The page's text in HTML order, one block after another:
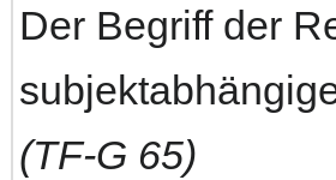
Der Begriff der
(TF-G 65)